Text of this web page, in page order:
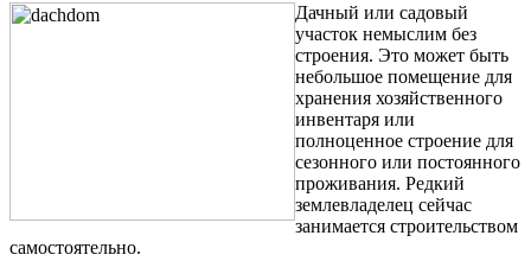
Дачный или садовый
участок немыслим без
строения. Это может быть
небольшое помещение для
хранения хозяйственного
инвентаря или
полноценное строение для
сезонного или постоянного
проживания. Редкий
землевладелец сейчас
занимается строительством
самостоятельно.